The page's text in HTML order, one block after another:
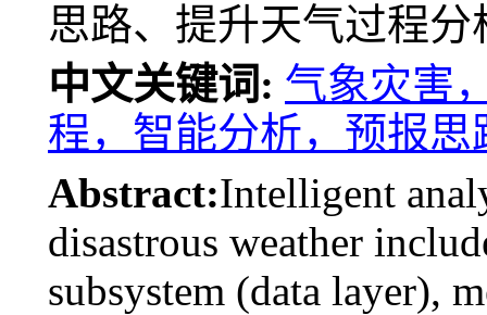
思路、提升天气过程
中文关键词: 气象灾害
程，智能分析，预报思
Abstract:Intelligent
disastrous weather
subsystem (data layer),